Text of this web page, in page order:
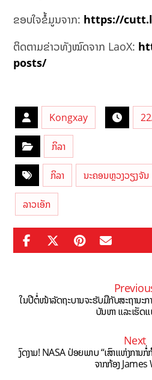
ຂອບໃຈຂໍ້ມູນຈາກ: https://
ຕິດຕາມຂ່າວທັງໝົດຈາກ LaoX:
posts/
Kongxay
ກິລາ
ກິລາ ນະຄອນຫຼວງວຽງຈັນ
ລາວເອັກ
ໃນປີຕໍ່ໜ້າລັດຖະບານຈະຮັບມືກັບສະຖານະກ
ບັນຫາ ແລະເຮັດ
Next
ງົດງາມ! NASA ປ່ອຍພາບ “ເສົາແຫ່ງການ
ຈາກກ້ອງ